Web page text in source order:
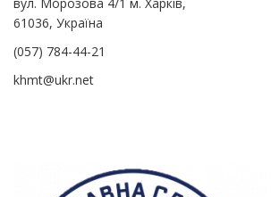
61036, Україна
(057) 784-44-21
khmt@ukr.net